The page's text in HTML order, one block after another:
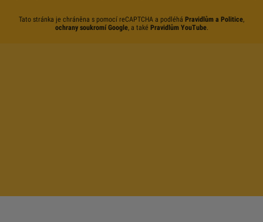
Tato stránka je chráněna s pomocí reCAPTCHA a podléhá Pravidlům a Politice,
ochrany soukromí Google, a také Pravidlům YouTube.